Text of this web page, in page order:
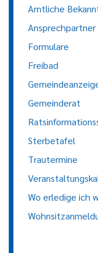
Amtliche
Ansprechpartner
Formulare
Freibad
Gemeinderat
Sterbetafel
Trautermine
Wo erledige ich